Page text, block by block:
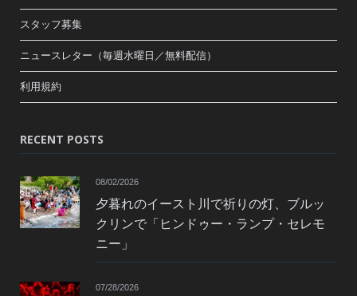
スタッフ募集
ニュースレター（毎週水曜日／無料配信）
利用規約
RECENT POSTS
08/02/2026
夕暮れのイースト川で祈りの灯、ブルッ
クリンで「ヒンドゥー・ランプ・セレモ
ニー」
07/28/2026